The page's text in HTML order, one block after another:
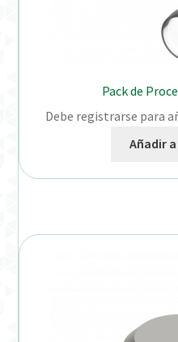
Pack de
Debe registrarse para
Añadir